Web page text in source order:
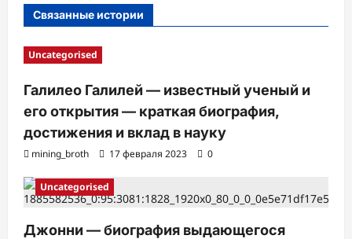
Связанные истории
Uncategorised
Галилео Галилей — известный ученый и
его открытия — краткая биография,
достижения и вклад в науку
mining_broth 17 февраля 2023 0
Uncategorised
Джонни — биография выдающегося